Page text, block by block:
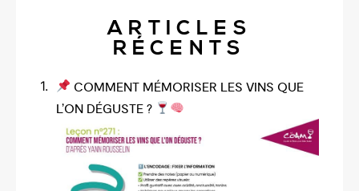
ARTICLES
RÉCENTS
COMMENT MÉMORISER LES VINS QUE
L’ON DÉGUSTE ?